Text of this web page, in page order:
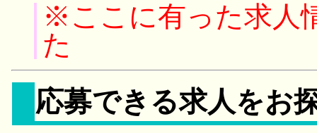
※ここに有った求人
た
応募できる求人をお